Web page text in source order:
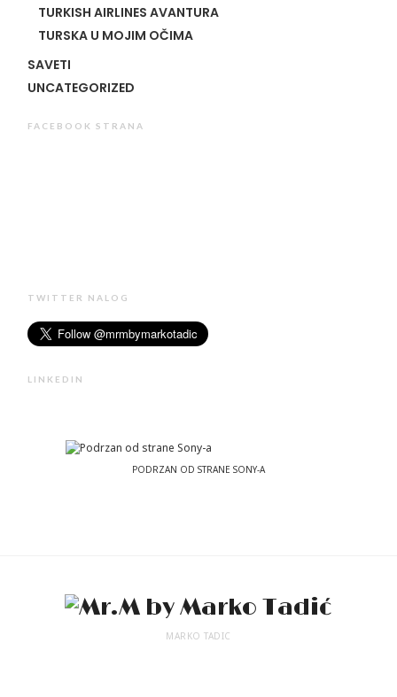
TURKISH AIRLINES AVANTURA
TURSKA U MOJIM OČIMA
SAVETI
UNCATEGORIZED
FACEBOOK STRANA
TWITTER NALOG
LINKEDIN
PODRZAN OD STRANE SONY-A
MARKO TADIC